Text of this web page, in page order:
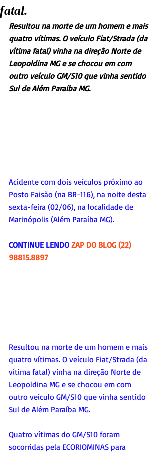
fatal.
Resultou na morte de um homem e mais
quatro vítimas. O veículo Fiat/Strada (da
vítima fatal) vinha na direção Norte de
Leopoldina MG e se chocou em com
outro veículo GM/S10 que vinha sentido
Sul de Além Paraíba MG.
Acidente com dois veículos próximo ao
Posto Faisão (na BR-116), na noite desta
sexta-feira (02/06), na localidade de
Marinópolis (Além Paraíba MG).
CONTINUE LENDO ZAP DO BLOG (22)
98815.8897
Resultou na morte de um homem e mais
quatro vítimas. O veículo Fiat/Strada (da
vítima fatal) vinha na direção Norte de
Leopoldina MG e se chocou em com
outro veículo GM/S10 que vinha sentido
Sul de Além Paraíba MG.
Quatro vítimas do GM/S10 foram
socorridas pela ECORIOMINAS para